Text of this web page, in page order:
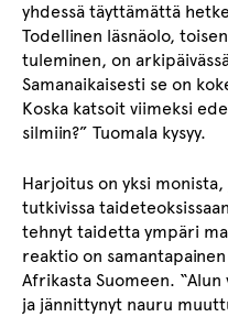
yhdessä täyttämättä
Todellinen läsnäolo,
tuleminen, on
Samanaikaisesti se on
Koska katsoit viimeksi
silmiin?” Tuomala kysyy.
Harjoitus on yksi
tutkivissa
tehnyt taidetta ympäri
reaktio on
Afrikasta Suomeen.
ja jännittynyt nauru